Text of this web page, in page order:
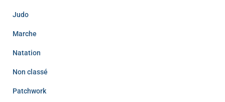
Judo
Marche
Natation
Non classé
Patchwork